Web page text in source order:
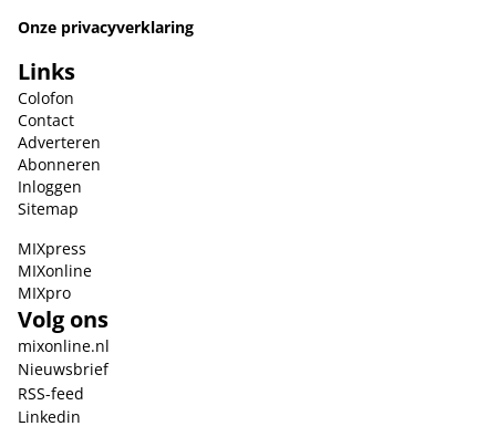
Onze privacyverklaring
Links
Colofon
Contact
Adverteren
Abonneren
Inloggen
Sitemap
MIXpress
MIXonline
MIXpro
Volg ons
mixonline.nl
Nieuwsbrief
RSS-feed
Linkedin